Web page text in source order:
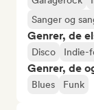
Sanger og
Genrer, de
Disco Indie-
Genrer, de
Blues Funk